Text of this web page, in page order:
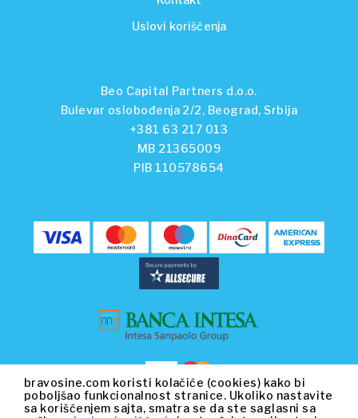
Uslovi korišćenja
Beo Capital Partners d.o.o.
Bulevar oslobođenja 2/2, Beograd, Srbija
+381 63 217 013
MB 21365009
PIB 110578654
bravosine.com koristi kolačiće (cookies) kako bi
poboljšao funkcionalnost stranice. Ukoliko nastavite
sa korišćenjem sajta, smatra se da ste saglasni sa